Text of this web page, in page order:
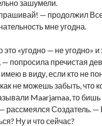
зашумели.
— продолжил
мне угодна.
это «угодно — не угодно» и
— попросила пречистая
в виду, если кто не
не можешь забыть, что
Maarjamaa, то
рассмеялся Создатель. —
Ну и что сейчас?